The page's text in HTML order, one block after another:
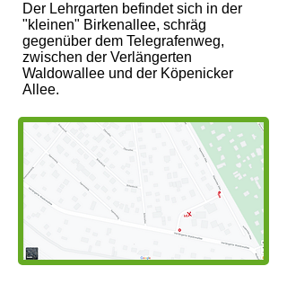
Der Lehrgarten befindet sich in der
"kleinen" Birkenallee, schräg
gegenüber dem Telegrafenweg,
zwischen der Verlängerten
Waldowallee und der Köpenicker
Allee.